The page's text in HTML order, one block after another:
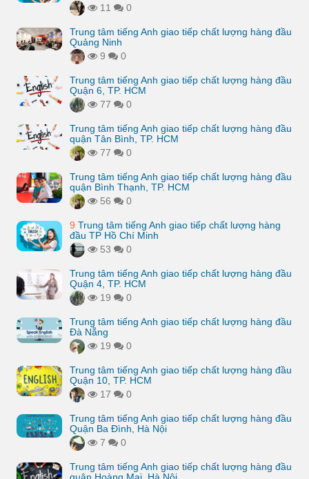
11
0
Trung tâm tiếng Anh giao tiếp chất lượng hàng đầu
Quảng Ninh
9
0
Trung tâm tiếng Anh giao tiếp chất lượng hàng đầu
Quận 6, TP. HCM
77
0
Trung tâm tiếng Anh giao tiếp chất lượng hàng đầu
quận Tân Bình, TP. HCM
77
0
Trung tâm tiếng Anh giao tiếp chất lượng hàng đầu
quận Bình Thạnh, TP. HCM
56
0
9 Trung tâm tiếng Anh giao tiếp chất lượng hàng
đầu TP Hồ Chí Minh
53
0
Trung tâm tiếng Anh giao tiếp chất lượng hàng đầu
Quận 4, TP. HCM
19
0
Trung tâm tiếng Anh giao tiếp chất lượng hàng đầu
Đà Nẵng
19
0
Trung tâm tiếng Anh giao tiếp chất lượng hàng đầu
Quận 10, TP. HCM
17
0
Trung tâm tiếng Anh giao tiếp chất lượng hàng đầu
Quận Ba Đình, Hà Nội
7
0
Trung tâm tiếng Anh giao tiếp chất lượng hàng đầu